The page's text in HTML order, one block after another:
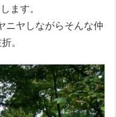
ます。
ニヤしながらそんな仲
。